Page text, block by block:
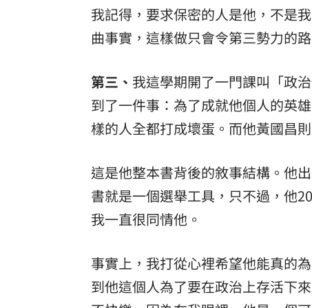
我記得，要求保密的人是他，不是
曲事實，這樣做只會令第三勢力的
第三、 我這學期開了一門課叫「政
到了一件事：為了成就他個人的英
樣的人全都打成壞蛋。而他黃國昌
這是他整本書背後的敘事結構。他
書就是一個選舉工具，只不過，他
我一直很同情他。
事實上，我打從心裡希望他能真的
到他這個人為了要在政治上存活下